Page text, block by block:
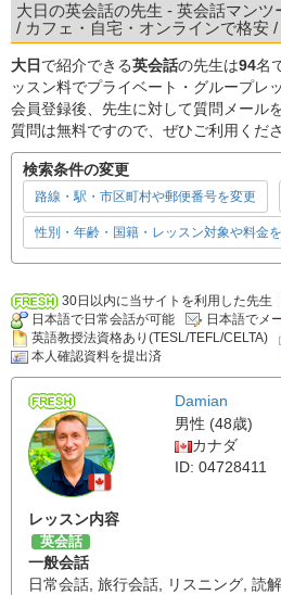
大日の英会話の先生 - 英会話マン
/ カフェ・自宅・オンラインで格安
大日 で紹介できる英会話の先生は94名
ッスン料でプライベート・グループレ
会員登録後、先生に対して質問メール
質問は無料ですので、ぜひご利用くだ
検索条件の変更
路線・駅・市区町村や郵便番号を変更
性別・年齢・国籍・レッスン対象や料金
30日以内に当サイトを利用した先生
日本語で日常会話が可能
日本語でメ
英語教授法資格あり(TESL/TEFL/CELTA)
本人確認資料を提出済
Damian
男性 (48歳)
カナダ
ID: 04728411
レッスン内容
英会話
一般会話
日常会話, 旅行会話, リスニング, 読解